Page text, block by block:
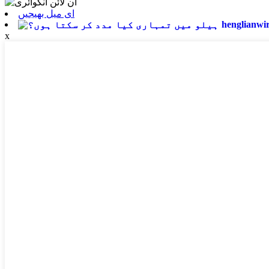
ای میل بھیجیں
x